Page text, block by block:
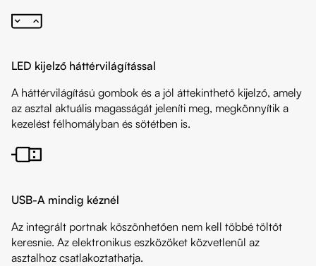
LED kijelző háttérvilágítással
A háttérvilágítású gombok és a jól áttekinthető kijelző, amely
az asztal aktuális magasságát jeleníti meg, megkönnyítik a
kezelést félhomályban és sötétben is.
USB-A mindig kéznél
Az integrált portnak köszönhetően nem kell többé töltőt
keresnie. Az elektronikus eszközöket közvetlenül az
asztalhoz csatlakoztathatja.